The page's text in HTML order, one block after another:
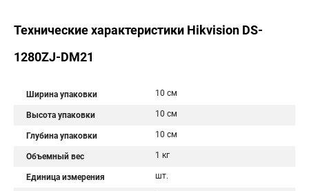
Технические характеристики Hikvision DS-
1280ZJ-DM21
Ширина упаковки 10 см
Высота упаковки 10 см
Глубина упаковки 10 см
Объемный вес 1 кг
Единица измерения шт.